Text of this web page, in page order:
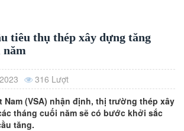
tiêu thụ thép xây dựng tăng
năm
316 Lượt
Nam (VSA) nhận định, thị trường thép xây
tháng cuối năm sẽ có bước khởi sắc
tăng.